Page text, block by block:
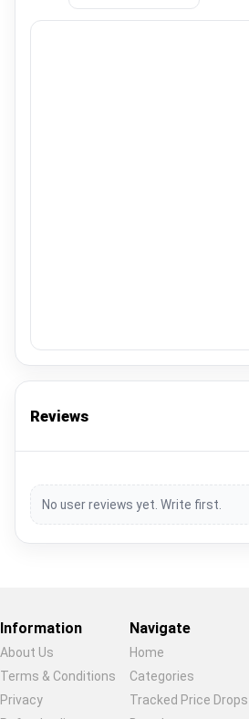
Reviews
No user reviews yet. Write first.
Information
About Us
Terms & Conditions
Privacy
Navigate
Home
Categories
Tracked Price Drops